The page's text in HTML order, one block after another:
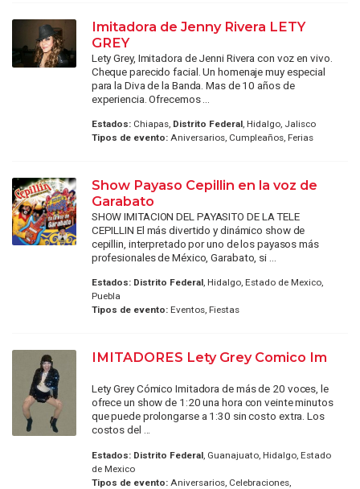
Imitadora de Jenny Rivera LETY
GREY
Lety Grey, Imitadora de Jenni Rivera con voz en vivo.
Cheque parecido facial. Un homenaje muy especial
para la Diva de la Banda. Mas de 10 años de
experiencia. Ofrecemos ...
Estados:Chiapas, Distrito Federal, Hidalgo, Jalisco
Tipos de evento:Aniversarios, Cumpleaños, Ferias
Show Payaso Cepillin en la voz de
Garabato
SHOW IMITACION DEL PAYASITO DE LA TELE
CEPILLIN El más divertido y dinámico show de
cepillin, interpretado por uno de los payasos más
profesionales de México, Garabato, si ...
Estados: Distrito Federal, Hidalgo, Estado de Mexico,
Puebla
Tipos de evento:Eventos, Fiestas
IMITADORES Lety Grey Comico Im
Lety Grey Cómico Imitadora de más de 20 voces, le
ofrece un show de 1:20 una hora con veinte minutos
que puede prolongarse a 1:30 sin costo extra. Los
costos del ...
Estados: Distrito Federal, Guanajuato, Hidalgo, Estado
de Mexico
Tipos de evento:Aniversarios, Celebraciones,